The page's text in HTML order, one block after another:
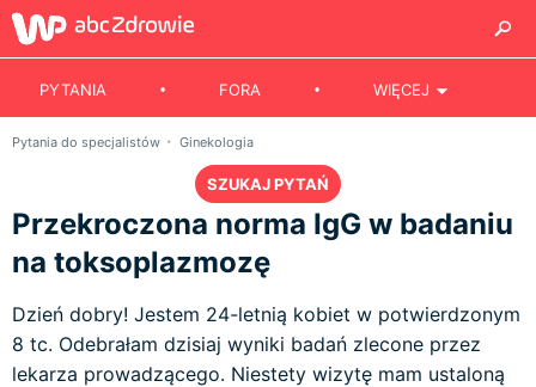
PYTANIA FORA WIĘCEJ
Pytania do specjalistów Ginekologia
SZUKAJ PYTAŃ
Przekroczona norma IgG w badaniu
na toksoplazmozę
Dzień dobry! Jestem 24-letnią kobiet w potwierdzonym
8 tc. Odebrałam dzisiaj wyniki badań zlecone przez
lekarza prowadzącego. Niestety wizytę mam ustaloną